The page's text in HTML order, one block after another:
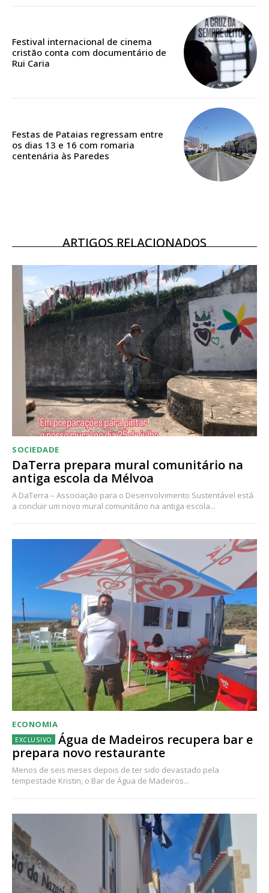
Acesso ao conteúdo online
Acesso aos conteúdos Exclusivos para
assinantes
Acesso ao conteúdo online
Acesso aos conteúdos Exclusivos para
assinantes
Ofertas para assinatura anual
Escolha o plano
Festival internacional de cinema
cristão conta com documentário de
Rui Caria
Festas de Pataias regressam entre
os dias 13 e 16 com romaria
centenária às Paredes
ARTIGOS RELACIONADOS
SOCIEDADE
DaTerra prepara mural comunitário na
antiga escola da Mélvoa
A DaTerra – Associação para o Desenvolvimento Sustentável está
a concluir um novo mural comunitário na antiga escola...
ECONOMIA
Água de Madeiros recupera bar e
prepara novo restaurante
Menos de seis meses depois de ter sido devastado pela
tempestade Kristin, o Bar de Água de Madeiros...